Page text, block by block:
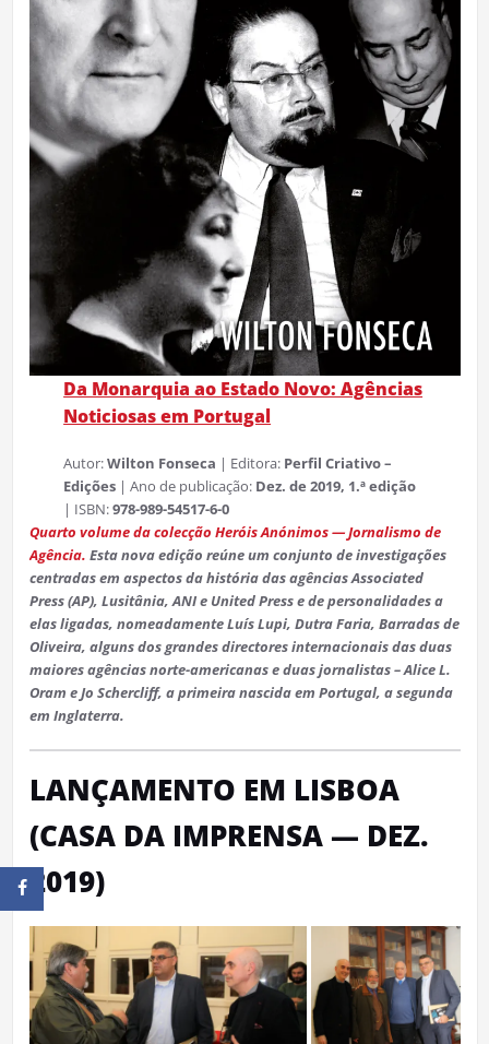
Da Monarquia ao Estado Novo: Agências
Noticiosas em Portugal
Autor:Wilton Fonseca | Editora: Perfil Criativo –
Edições | Ano de publicação: Dez. de 2019, 1.ª edição
| ISBN:978-989-54517-6-0
Quarto volume da colecção Heróis Anónimos — Jornalismo de
Agência. Esta nova edição reúne um conjunto de investigações
centradas em aspectos da história das agências Associated
Press (AP), Lusitânia, ANI e United Press e de personalidades a
elas ligadas, nomeadamente Luís Lupi, Dutra Faria, Barradas de
Oliveira, alguns dos grandes directores internacionais das duas
maiores agências norte-americanas e duas jornalistas – Alice L.
Oram e Jo Schercliff, a primeira nascida em Portugal, a segunda
em Inglaterra.
LANÇAMENTO EM LISBOA
(CASA DA IMPRENSA — DEZ.
2019)